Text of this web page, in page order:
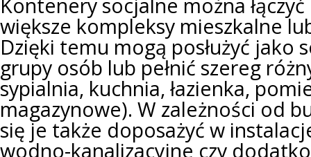
większe kompleksy mieszkalne
Dzięki temu mogą posłużyć jako
grupy osób lub pełnić szereg
sypialnia, kuchnia, łazienka,
magazynowe). W zależności od
się je także doposażyć w
wodno-kanalizacyjne czy